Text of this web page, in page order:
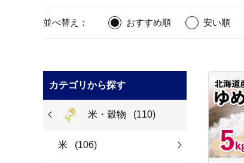
並べ替え： おすすめ順 安い順
カテゴリから探す
米・穀物 (110)
米 (106)